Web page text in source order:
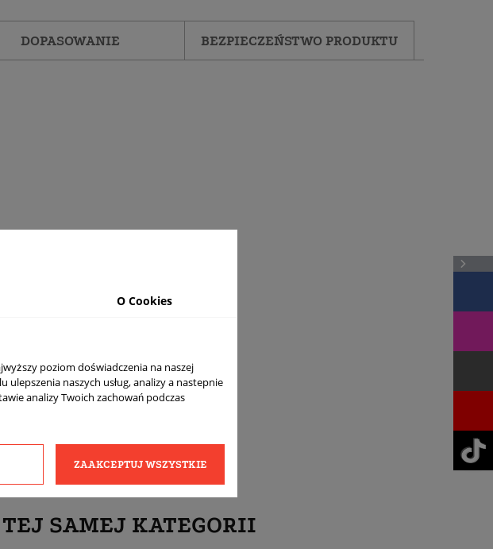
DOPASOWANIE BEZPIECZEŃSTWO PRODUKTU
SAMEJ KATEGORII
O Cookies
poziom doświadczenia na naszej
naszych usług, analizy a nastepnie
analizy Twoich zachowań podczas
ZAAKCEPTUJ WSZYSTKIE